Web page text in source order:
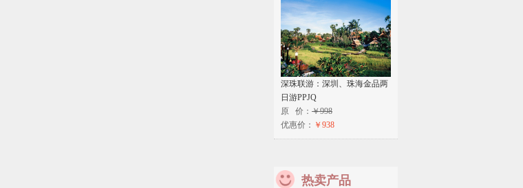
深珠联游：深圳、珠海金品两
日游PPJQ
原 价： ￥998
优惠价： ￥938
热卖产品